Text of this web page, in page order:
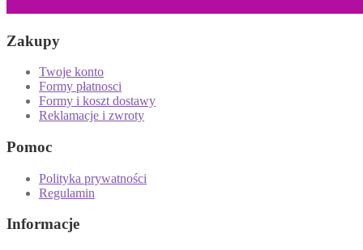
Zakupy
Twoje konto
Formy płatnosci
Formy i koszt dostawy
Reklamacje i zwroty
Pomoc
Polityka prywatności
Regulamin
Informacje